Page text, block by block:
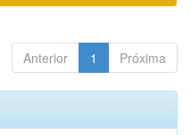
Anterior 1 Próxima